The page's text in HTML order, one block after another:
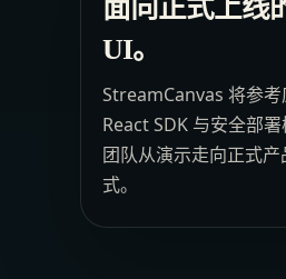
面向正式上线
UI。
StreamCanvas 将参考
React SDK 与安全部
团队从演示走向正式
式。